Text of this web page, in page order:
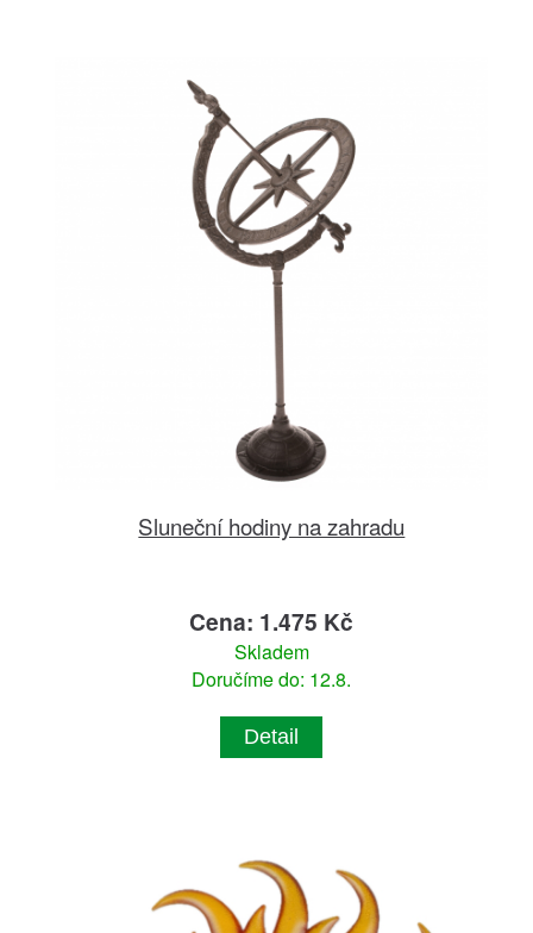
Sluneční hodiny na zahradu
Cena: 1.475 Kč
Skladem
Doručíme do: 12.8.
Detail